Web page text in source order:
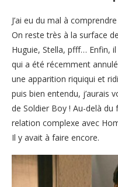
J’ai eu du mal à
On reste très à la surface
Huguie, Stella, pfff… Enfin,
qui a été récemment
une apparition riquiqui et
puis bien entendu, j’aurais
de Soldier Boy ! Au-delà du
relation complexe avec
Il y avait à faire encore.